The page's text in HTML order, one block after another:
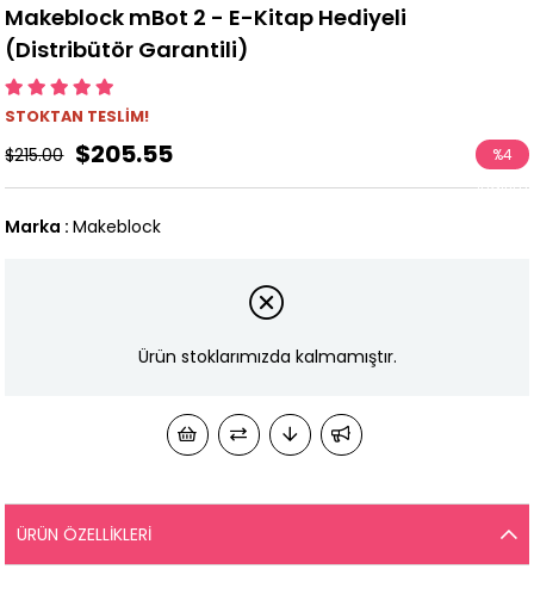
Makeblock mBot 2 - E-Kitap Hediyeli
(Distribütör Garantili)
STOKTAN TESLİM!
$215.00 $205.55 %4
İndirim
Marka : Makeblock
Ürün stoklarımızda kalmamıştır.
ÜRÜN ÖZELLIKLERI